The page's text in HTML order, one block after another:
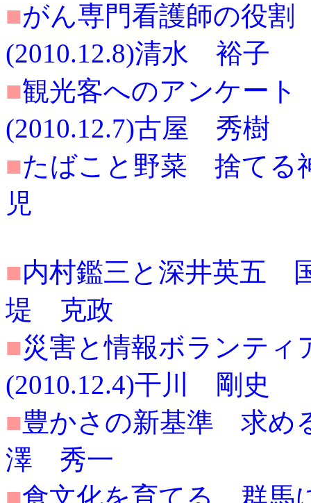
■がん専門看護師の役
(2010.12.8)清水 裕子
■観光客へのアンケー
(2010.12.7)古屋 秀樹
■たばこと野菜 捨てる
児
■内村鑑三と深井英五
堤 克政
■災害と情報ボランテ
(2010.12.4)干川 剛史
■豊かさの新基準 求め
澤 秀一